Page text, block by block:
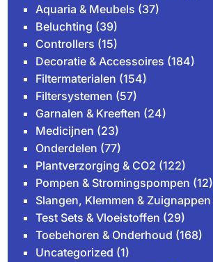
Aquaria & Meubels (37)
Beluchting (39)
Controllers (15)
Decoratie & Accessoires (184)
Filtermaterialen (154)
Filtersystemen (57)
Garnalen & Kreeften (24)
Medicijnen (23)
Onderdelen (77)
Plantverzorging & CO2 (122)
Pompen & Stromingspompen (12)
Slangen, Klemmen & Zuignappen
Test Sets & Vloeistoffen (29)
Toebehoren & Onderhoud (168)
Uncategorized (1)